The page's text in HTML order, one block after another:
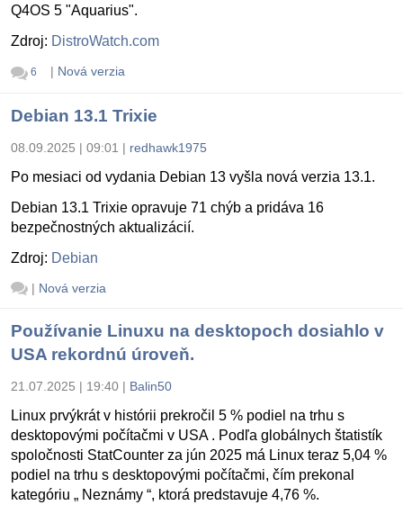
Q4OS 5 "Aquarius".
Zdroj: DistroWatch.com
6 | Nová verzia
Debian 13.1 Trixie
08.09.2025 | 09:01 | redhawk1975
Po mesiaci od vydania Debian 13 vyšla nová verzia 13.1.
Debian 13.1 Trixie opravuje 71 chýb a pridáva 16
bezpečnostných aktualizácií.
Zdroj: Debian
| Nová verzia
Používanie Linuxu na desktopoch dosiahlo v
USA rekordnú úroveň.
21.07.2025 | 19:40 | Balin50
Linux prvýkrát v histórii prekročil 5 % podiel na trhu s
desktopovými počítačmi v USA . Podľa globálnych štatistík
spoločnosti StatCounter za jún 2025 má Linux teraz 5,04 %
podiel na trhu s desktopovými počítačmi, čím prekonal
kategóriu „ Neznámy “, ktorá predstavuje 4,76 %.